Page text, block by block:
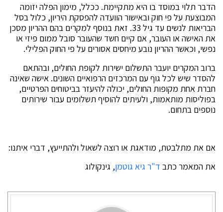
הדבר תלוי במוסד בו היא מתקיימת. ככלל, מימון הפלה יזומה
המבוצעת על פי חוק ובאישור הוועדה להפסקת היריון, כלול בסל
הבריאות לנשים עד גיל 33. זאת בנוסף למקרים בהם ההריון מסכן
את האישה או העובר, אם קיים חשד שהעובר סובל ממום פיזי או
נפשי, וכאשר ההריון נובע מיחסים אסורים על פי החוק הפלילי.
ברוב המקרים יועבר התשלום ישירות לקופת החולים, ובהתאם
להסדר שיש לכל גוף עם המרכזים הרפואיים השונים. אישה שאינה
חברת אחת מקופות החולים, יכולה להיעזר בביטוחים הפרטיים,
בפוליסות מותאמות, ולעיתים להוסיף תשלומים עבור שירותים
נוספים בתחום.
אם את מתלבטת, מודאגת או רוצה לשאול ולהתייעץ, דברי איתנו:
את המאמר כתב ד"ר גיא גוטמן, גינקולוג